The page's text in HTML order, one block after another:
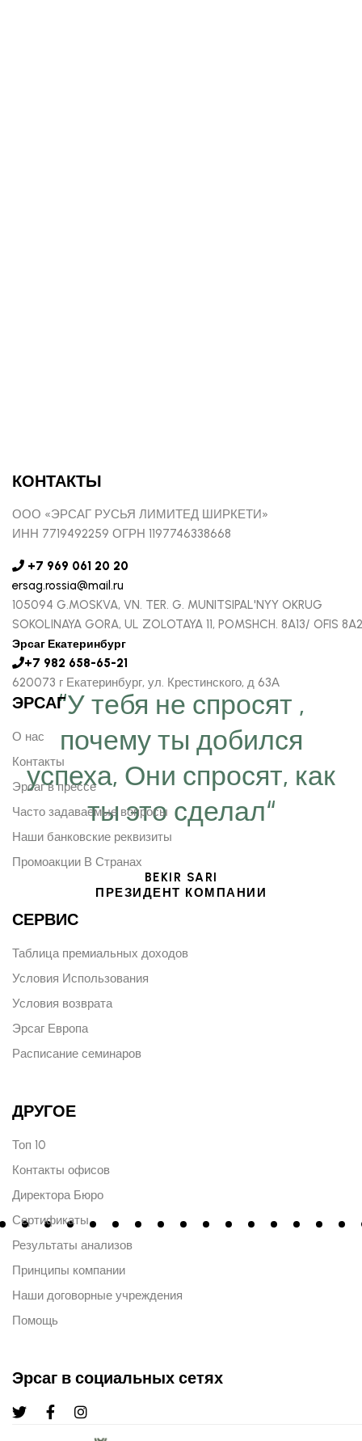
“У тебя не спросят ,
почему ты добился
успеха, Они спросят, как
ты это сделал“
BEKIR SARI
ПРЕЗИДЕНТ КОМПАНИИ
КОНТАКТЫ
ООО «ЭРСАГ РУСЬЯ ЛИМИТЕД ШИРКЕТИ»
ИНН 7719492259 ОГРН 1197746338668
+7 969 061 20 20
ersag.rossia@mail.ru
105094 G.MOSKVA, VN. TER. G. MUNITSIPAL'NYY OKRUG
SOKOLINAYA GORA, UL ZOLOTAYA 11, POMSHCH. 8A13/ OFIS
Эрсаг Екатеринбург
+7 982 658-65-21
620073 г Екатеринбург, ул. Крестинского, д 63А
ЭРСАГ
О нас
Контакты
Эрсаг в прессе
Часто задаваемые вопросы
Наши банковские реквизиты
Промоакции В Странах
СЕРВИС
Таблица премиальных доходов
Условия Использования
Условия возврата
Эрсаг Европа
Расписание семинаров
ДРУГОЕ
Топ 10
Контакты офисов
Директора Бюро
Сертификаты
Результаты анализов
Принципы компании
Наши договорные учреждения
Помощь
Эрсаг в социальных сетях